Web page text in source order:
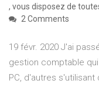
, vous disposez de
2 Comments
19 févr. 2020 J'ai
gestion comptable
PC, d'autres